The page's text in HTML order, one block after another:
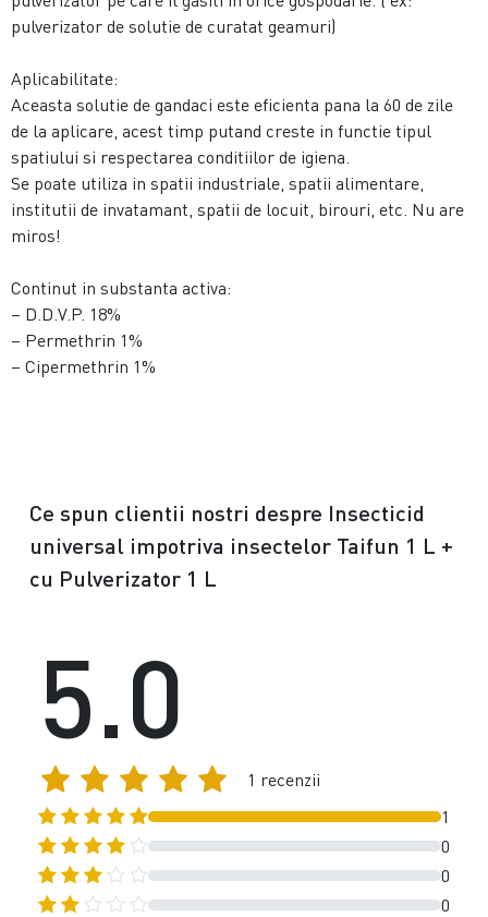
pulverizator de solutie de curatat geamuri)
Aplicabilitate:
Aceasta solutie de gandaci este eficienta pana la 60 de zile
de la aplicare, acest timp putand creste in functie tipul
spatiului si respectarea conditiilor de igiena.
Se poate utiliza in spatii industriale, spatii alimentare,
institutii de invatamant, spatii de locuit, birouri, etc. Nu are
miros!
Continut in substanta activa:
– D.D.V.P. 18%
– Permethrin 1%
– Cipermethrin 1%
Ce spun clientii nostri despre Insecticid
universal impotriva insectelor Taifun 1 L +
cu Pulverizator 1 L
1
0
0
0
5.0
1 recenzii